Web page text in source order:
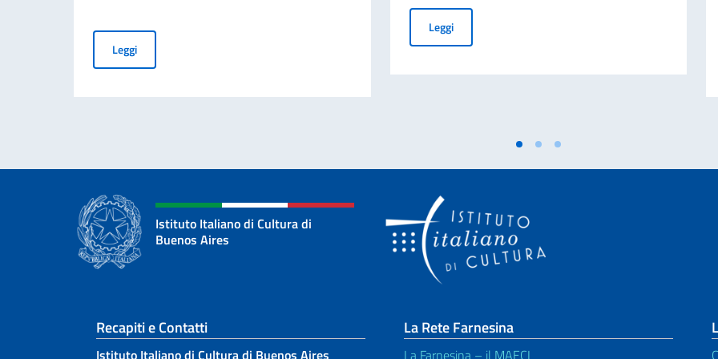
LeggiMarco Misciagna al VI Festival Filarmónico della Biennale del Chaco 2026
LeggiSGUARDI D’AUTORE. Ciclo di cinema nell’IIC
Istituto Italiano di Cultura di
Buenos Aires
Sezione footer
Recapiti e Contatti
Istituto Italiano di Cultura di Buenos Aires
La Rete Farnesina
La Farnesina – il MAECI